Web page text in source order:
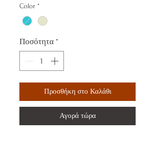
Color *
Ποσότητα *
Προσθήκη στο Καλάθι
Αγορά τώρα